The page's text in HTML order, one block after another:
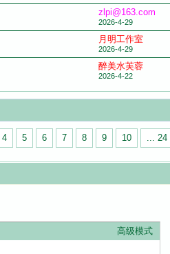
zlpi@163.com
2026-4-29
月明工作室
2026-4-29
醉美水芙蓉
2026-4-22
4 5 6 7 8 9 10 ... 24
高级模式